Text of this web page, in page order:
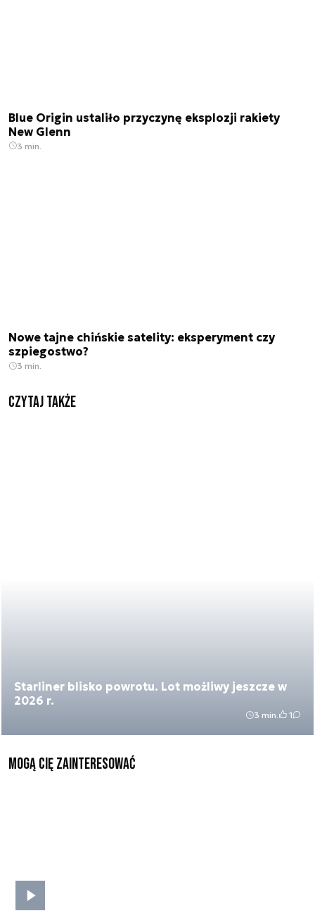
Blue Origin ustaliło przyczynę eksplozji rakiety
New Glenn
3 min.
Nowe tajne chińskie satelity: eksperyment czy
szpiegostwo?
3 min.
Czytaj także
Starliner blisko powrotu. Lot możliwy jeszcze w
2026 r.
3 min. 1
Mogą Cię zainteresować